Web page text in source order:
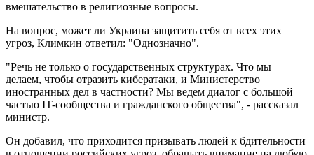
вмешательство в религиозные вопросы.
На вопрос, может ли Украина защитить себя от всех этих
угроз, Климкин ответил: "Однозначно".
"Речь не только о государственных структурах. Что мы
делаем, чтобы отразить кибератаки, и Министерство
иностранных дел в частности? Мы ведем диалог с большой
частью IT-сообщества и гражданского общества", - рассказал
министр.
Он добавил, что приходится призывать людей к бдительности